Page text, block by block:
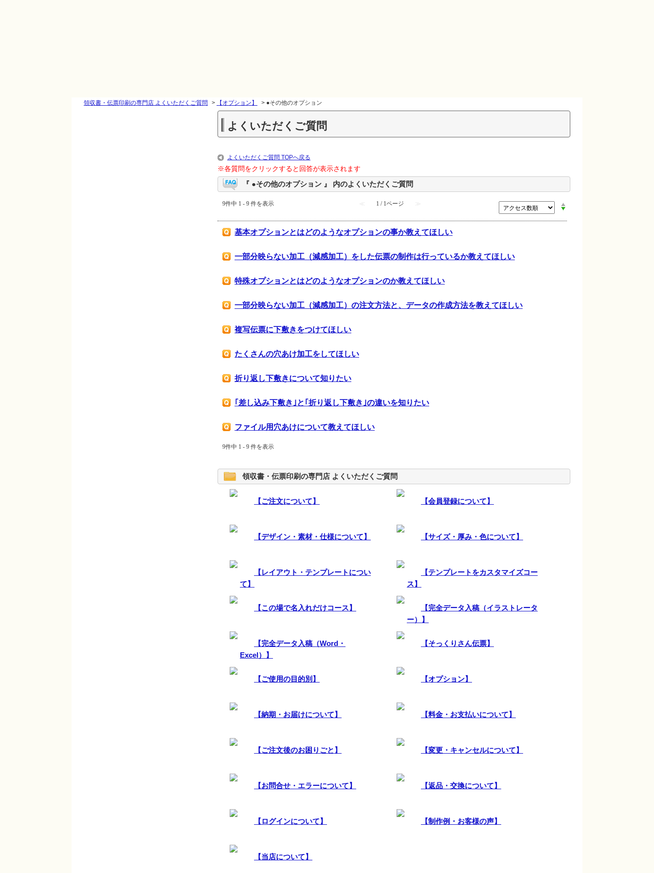
領収書・伝票印刷の専門店 よくいただくご質問 > 【オプション】 > ●その他のオプション
よくいただくご質問
よくいただくご質問 TOPへ戻る
※各質問をクリックすると回答が表示されます
『 ●その他のオプション 』 内のよくいただくご質問
9件中 1 - 9 件を表示 ≪ 1 / 1ページ ≫
基本オプションとはどのようなオプションの事か教えてほしい
一部分映らない加工（減感加工）をした伝票の制作は行っているか教えてほしい
特殊オプションとはどのようなオプションのか教えてほしい
一部分映らない加工（減感加工）の注文方法と、データの作成方法を教えてほしい
複写伝票に下敷きをつけてほしい
たくさんの穴あけ加工をしてほしい
折り返し下敷きについて知りたい
｢差し込み下敷き｣と｢折り返し下敷き｣の違いを知りたい
ファイル用穴あけについて教えてほしい
9件中 1 - 9 件を表示
領収書・伝票印刷の専門店 よくいただくご質問
【ご注文について】 【会員登録について】
【デザイン・素材・仕様について】 【サイズ・厚み・色について】
【レイアウト・テンプレートについ
て】
【テンプレートをカスタマイズコー
ス】
【この場で名入れだけコース】
【完全データ入稿（イラストレータ
ー）】
【完全データ入稿（Word・
Excel）】
【そっくりさん伝票】
【ご使用の目的別】 【オプション】
【納期・お届けについて】 【料金・お支払いについて】
【ご注文後のお困りごと】 【変更・キャンセルについて】
【お問合せ・エラーについて】 【返品・交換について】
【ログインについて】 【制作例・お客様の声】
【当店について】